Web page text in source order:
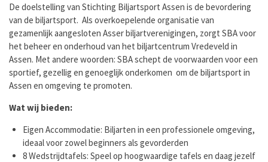
De doelstelling van Stichting Biljartsport Assen is de bevordering
van de biljartsport. Als overkoepelende organisatie van
gezamenlijk aangesloten Asser biljartverenigingen, zorgt SBA voor
het beheer en onderhoud van het biljartcentrum Vredeveld in
Assen. Met andere woorden: SBA schept de voorwaarden voor een
sportief, gezellig en genoeglijk onderkomen om de biljartsport in
Assen en omgeving te promoten.
Wat wij bieden:
Eigen Accommodatie: Biljarten in een professionele omgeving,
ideaal voor zowel beginners als gevorderden
8 Wedstrijdtafels: Speel op hoogwaardige tafels en daag jezelf